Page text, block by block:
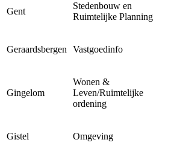
Gent
Stedenbouw en
Ruimtelijke Planning
Geraardsbergen Vastgoedinfo
Gingelom
Wonen &
Leven/Ruimtelijke
ordening
Gistel Omgeving